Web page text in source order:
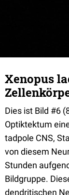
Xenopus
Dies ist Bild #6
Optiktektum
tadpole CNS,
von diesem
Stunden
Bildgruppe.
dendritischen